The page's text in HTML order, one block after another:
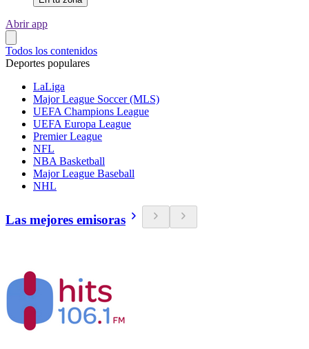
Abrir app
Todos los contenidos
Deportes populares
LaLiga
Major League Soccer (MLS)
UEFA Champions League
UEFA Europa League
Premier League
NFL
NBA Basketball
Major League Baseball
NHL
Las mejores emisoras